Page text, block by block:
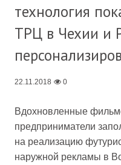
технология
ТРЦ в Чехии и
22.11.2018 0
Вдохновленные
предприниматели
на реализацию
наружной рекламы в